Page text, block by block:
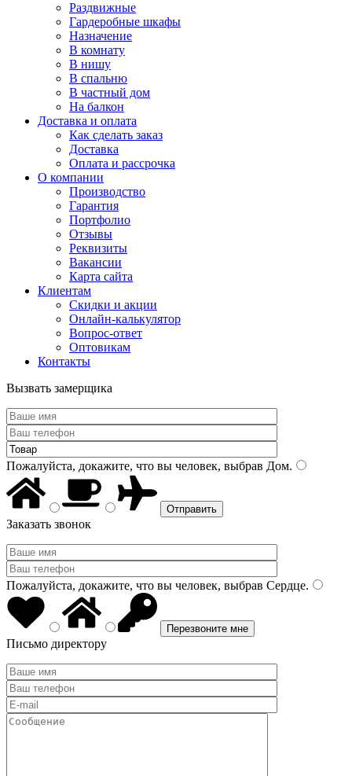
Раздвижные
Гардеробные шкафы
Назначение
В комнату
В нишу
В спальню
В частный дом
На балкон
Доставка и оплата
Как сделать заказ
Доставка
Оплата и рассрочка
О компании
Производство
Гарантия
Портфолио
Отзывы
Реквизиты
Вакансии
Карта сайта
Клиентам
Скидки и акции
Онлайн-калькулятор
Вопрос-ответ
Оптовикам
Контакты
Вызвать замерщика
Пожалуйста, докажите, что вы человек, выбрав Дом.
Заказать звонок
Пожалуйста, докажите, что вы человек, выбрав Сердце.
Письмо директору